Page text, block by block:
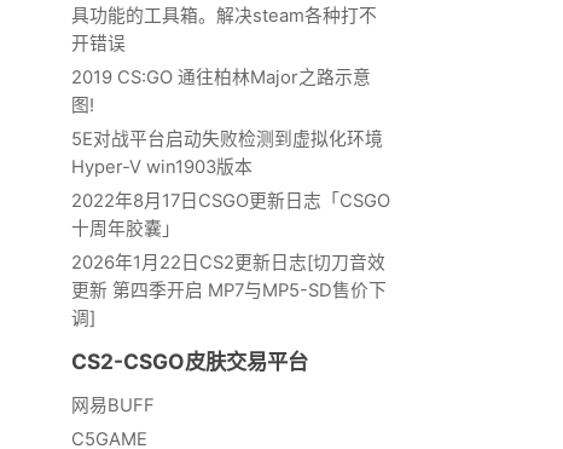
具功能的工具箱。解决steam各种打不
开错误
2019 CS:GO 通往柏林Major之路示意
图!
5E对战平台启动失败检测到虚拟化环境
Hyper-V win1903版本
2022年8月17日CSGO更新日志「CSGO
十周年胶囊」
2026年1月22日CS2更新日志[切刀音效
更新 第四季开启 MP7与MP5-SD售价下
调]
CS2-CSGO皮肤交易平台
网易BUFF
C5GAME